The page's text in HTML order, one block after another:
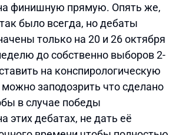
финишную прямую. Опять же,
было всегда, но дебаты
только на 20 и 26 октября
до собственно выборов 2-
на конспирологическую
можно заподозрить что сделано
в случае победы
этих дебатах, не дать её